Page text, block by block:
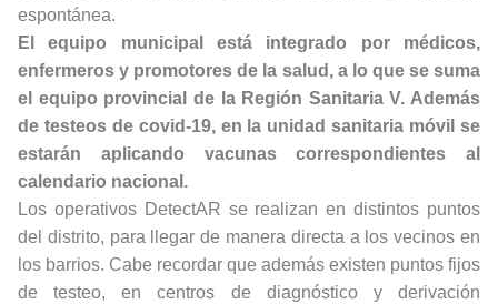
espontánea.
El equipo municipal está integrado por médicos,
enfermeros y promotores de la salud, a lo que se suma
el equipo provincial de la Región Sanitaria V. Además
de testeos de covid-19, en la unidad sanitaria móvil se
estarán aplicando vacunas correspondientes al
calendario nacional.
Los operativos DetectAR se realizan en distintos puntos
del distrito, para llegar de manera directa a los vecinos en
los barrios. Cabe recordar que además existen puntos fijos
de testeo, en centros de diagnóstico y derivación